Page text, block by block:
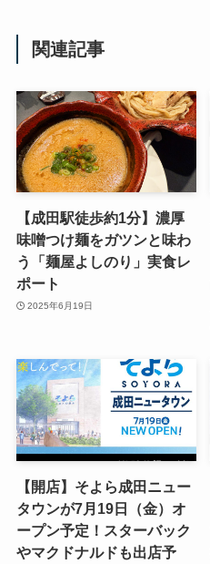
関連記事
【成田駅徒歩約1分】濃厚
味噌つけ麺をガツンと味わ
う「麺屋よしのり」実食レ
ポート
2025年6月19日
【開店】そよら成田ニュー
タウンが7月19日（金）オ
ープン予定！スターバック
やマクドナルドも出店予